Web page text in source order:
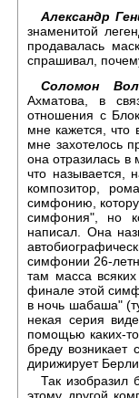
Александр
знаменитой
продавалась
спрашивал,
Соломон
Ахматова, в
отношения с
мне кажется, что
мне захотелось
она отразилась в
что называется,
композитор,
симфонию,
симфония", но
написал. Она
симфонии 26-
там масса
финале этой
в ночь шабаша"
некая серия
помощью каких-
бреду возникает
дирижирует
Так изобразил